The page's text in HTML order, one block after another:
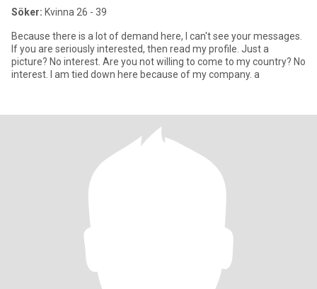
Söker: Kvinna 26 - 39
Because there is a lot of demand here, I can't see your messages.
If you are seriously interested, then read my profile. Just a
picture? No interest. Are you not willing to come to my country? No
interest. I am tied down here because of my company. a